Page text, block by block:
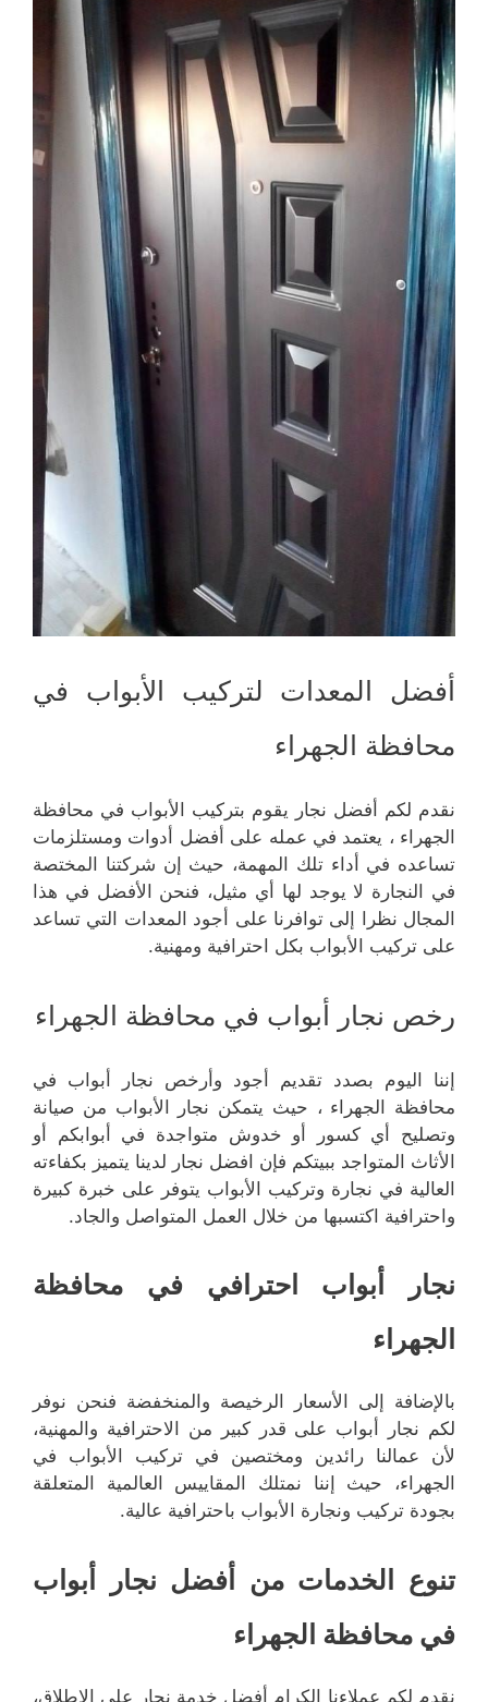
أفضل المعدات لتركيب الأبواب في
محافظة الجهراء
نقدم لكم أفضل نجار يقوم بتركيب الأبواب في محافظة
الجهراء ، يعتمد في عمله على أفضل أدوات ومستلزمات
تساعده في أداء تلك المهمة، حيث إن شركتنا المختصة
في النجارة لا يوجد لها أي مثيل، فنحن الأفضل في هذا
المجال نظرا إلى توافرنا على أجود المعدات التي تساعد
على تركيب الأبواب بكل احترافية ومهنية.
رخص نجار أبواب في محافظة الجهراء
إننا اليوم بصدد تقديم أجود وأرخص نجار أبواب في
محافظة الجهراء ، حيث يتمكن نجار الأبواب من صيانة
وتصليح أي كسور أو خدوش متواجدة في أبوابكم أو
الأثاث المتواجد ببيتكم فإن افضل نجار لدينا يتميز بكفاءته
العالية في نجارة وتركيب الأبواب يتوفر على خبرة كبيرة
واحترافية اكتسبها من خلال العمل المتواصل والجاد.
نجار أبواب احترافي في محافظة
الجهراء
بالإضافة إلى الأسعار الرخيصة والمنخفضة فنحن نوفر
لكم نجار أبواب على قدر كبير من الاحترافية والمهنية،
لأن عمالنا رائدين ومختصين في تركيب الأبواب في
الجهراء، حيث إننا نمتلك المقاييس العالمية المتعلقة
بجودة تركيب ونجارة الأبواب باحترافية عالية.
تنوع الخدمات من أفضل نجار أبواب
في محافظة الجهراء
نقدم لكم عملاءنا الكرام أفضل خدمة نجار على الإطلاق،